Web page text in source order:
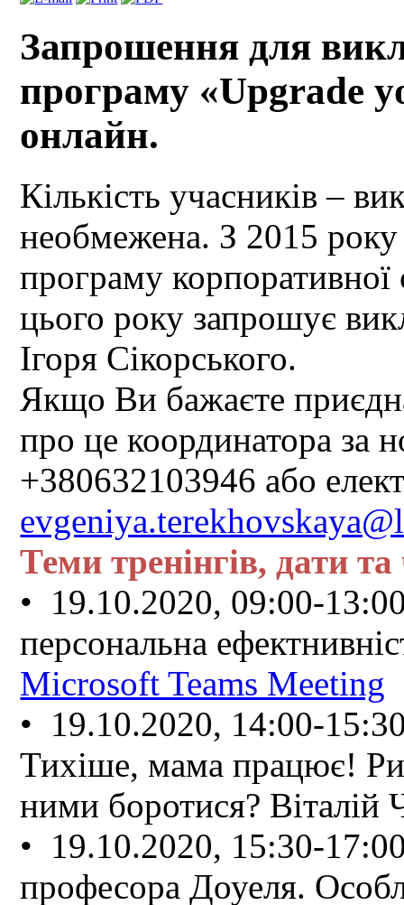
Запрошення для
програму «Upgrade
онлайн.
Кількість учасників –
необмежена. З 2015
програму корпоративної
цього року запрошує
Ігоря Сікорського.
Якщо Ви бажаєте
про це координатора за
+380632103946 або
Теми тренінгів, дати та
• 19.10.2020, 09:00-
персональна
Microsoft Teams Meeting
• 19.10.2020, 14:00-
Тихіше, мама працює!
ними боротися?
• 19.10.2020, 15:30-
професора Доуеля.